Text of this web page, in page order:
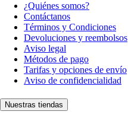
¿Quiénes somos?
Contáctanos
Términos y Condiciones
Devoluciones y reembolsos
Aviso legal
Métodos de pago
Tarifas y opciones de envío
Aviso de confidencialidad
Nuestras tiendas